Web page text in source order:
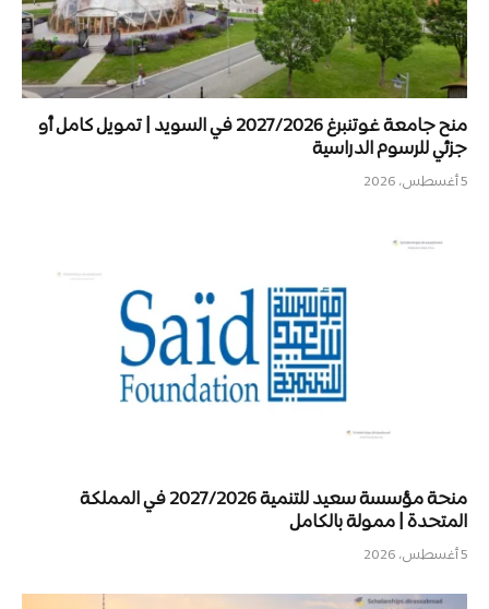
منح جامعة غوتنبرغ 2027/2026 في السويد | تمويل كامل أو
جزئي للرسوم الدراسية
5 أغسطس، 2026
منحة مؤسسة سعيد للتنمية 2027/2026 في المملكة
المتحدة | ممولة بالكامل
5 أغسطس، 2026